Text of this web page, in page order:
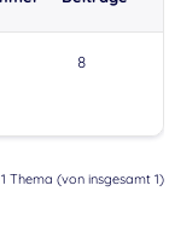
8
Thema (von insgesamt 1)